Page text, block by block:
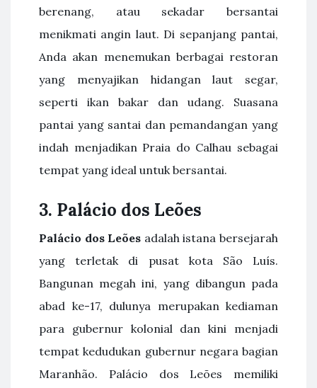
berenang, atau sekadar bersantai
menikmati angin laut. Di sepanjang pantai,
Anda akan menemukan berbagai restoran
yang menyajikan hidangan laut segar,
seperti ikan bakar dan udang. Suasana
pantai yang santai dan pemandangan yang
indah menjadikan Praia do Calhau sebagai
tempat yang ideal untuk bersantai.
3. Palácio dos Leões
Palácio dos Leões adalah istana bersejarah
yang terletak di pusat kota São Luís.
Bangunan megah ini, yang dibangun pada
abad ke-17, dulunya merupakan kediaman
para gubernur kolonial dan kini menjadi
tempat kedudukan gubernur negara bagian
Maranhão. Palácio dos Leões memiliki